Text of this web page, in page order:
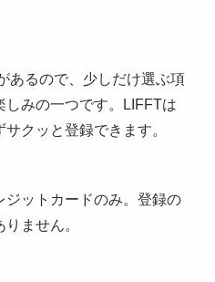
あるので、少しだけ選ぶ項
しみの一つです。LIFFTは
クッと登録できます。
ジットカードのみ。登録の
ません。